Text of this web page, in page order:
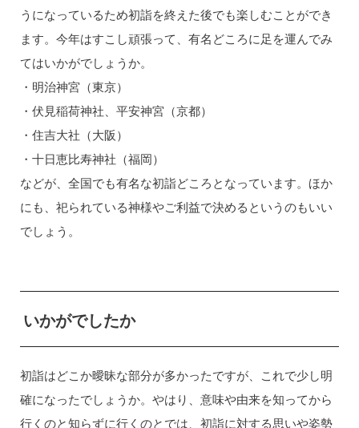
うになっているため初詣を終えた後でも楽しむことができ
ます。今年はすこし頑張って、有名どころに足を運んでみ
てはいかがでしょうか。
・明治神宮（東京）
・伏見稲荷神社、平安神宮（京都）
・住吉大社（大阪）
・十日恵比寿神社（福岡）
などが、全国でも有名な初詣どころとなっています。ほか
にも、祀られている神様やご利益で決めるというのもいい
でしょう。
いかがでしたか
初詣はどこか曖昧な部分が多かったですが、これで少し明
確になったでしょうか。やはり、意味や由来を知ってから
行くのと知らずに行くのとでは、初詣に対する思いや姿勢